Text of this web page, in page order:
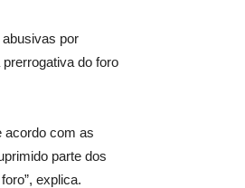
por
do foro
acordo com as
parte dos
explica.